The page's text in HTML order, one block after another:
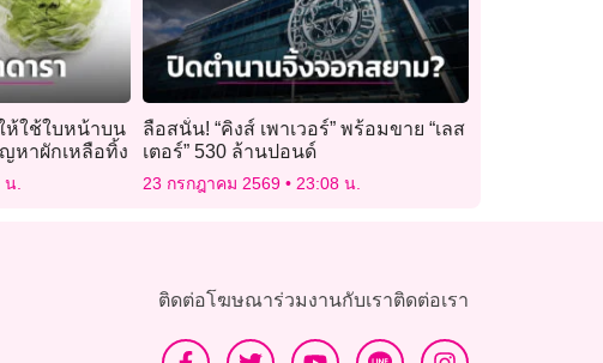
ห้ใช้ใบหน้าบน
หาผักเหลือทิ้ง
น.
ลือสนั่น! “คิงส์ เพาเวอร์” พร้อมขาย “เลส
เตอร์” 530 ล้านปอนด์
23 กรกฎาคม 2569 23:08 น.
ติดต่อโฆษณาร่วมงานกับเราติดต่อเรา